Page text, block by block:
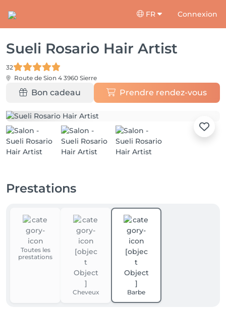
FR Connexion
Sueli Rosario Hair Artist
32
Route de Sion 4 3960 Sierre
Bon cadeau Prendre rendez-vous
Prestations
Toutes les
prestations
Cheveux Barbe